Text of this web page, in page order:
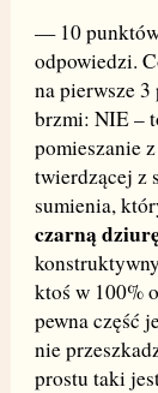
— 10
odpowiedzi.
na pierwsze
brzmi: NIE –
pomieszanie
twierdzącej z
sumienia,
czarną
ktoś w 100%
pewna część
nie
prostu taki